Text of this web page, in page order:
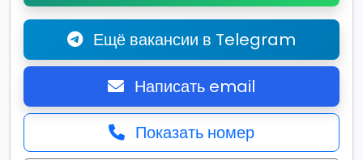
Ещё вакансии в Telegram
Написать email
Показать номер